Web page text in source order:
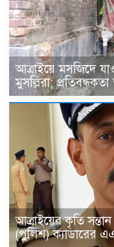
আত্রাইয়ে মসজিদে
মুসল্লিরা;
আত্রাইয়ের কৃতি
(পুলিশ) ক্যাডারের